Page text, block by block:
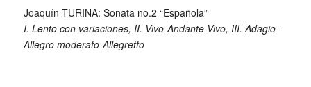
Joaquín TURINA: Sonata no.2 “Española”
I. Lento con variaciones, II. Vivo-Andante-Vivo, III. Adagio-
Allegro moderato-Allegretto